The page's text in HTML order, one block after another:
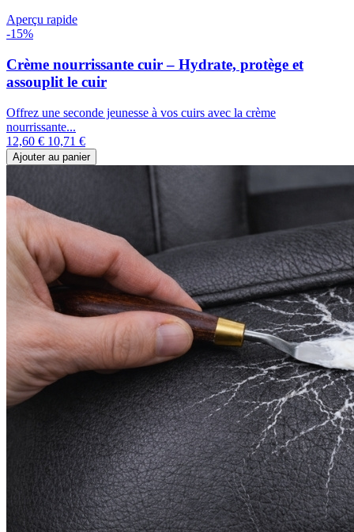
Aperçu rapide
-15%
Crème nourrissante cuir – Hydrate, protège et
assouplit le cuir
Offrez une seconde jeunesse à vos cuirs avec la crème
nourrissante...
12,60 € 10,71 €
Ajouter au panier